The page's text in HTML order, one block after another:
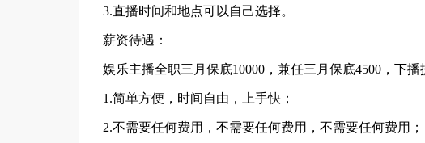
3.直播时间和地点可以自己选择。
薪资待遇：
娱乐主播全职三月保底10000，兼任三月保底4500，下播
1.简单方便，时间自由，上手快；
2.不需要任何费用，不需要任何费用，不需要任何费用；